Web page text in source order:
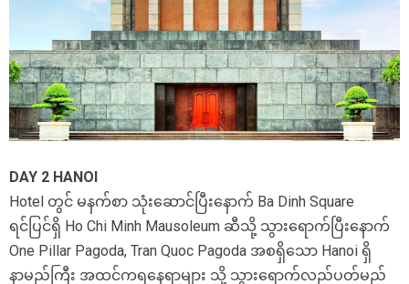
DAY 2 HANOI
Hotel တွင် မနက်စာ သုံးဆောင်ပြီးနောက် Ba Dinh Square
ရင်ပြင်ရှိ Ho Chi Minh Mausoleum ဆီသို့ သွားရောက်ပြီးနောက်
One Pillar Pagoda, Tran Quoc Pagoda အစရှိသော Hanoi ရှိ
နာမည်ကြီး အထင်ကရနေရာများ သို့ သွားရောက်လည်ပတ်မည်